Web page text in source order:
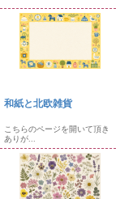
和紙と北欧雑貨
こちらのページを開いて頂き
ありが...